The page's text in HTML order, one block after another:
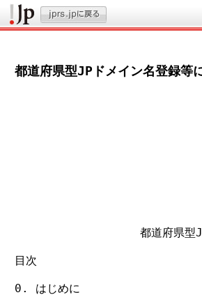
都道府県型JPドメイン名登録等
都道府県型JP
目次
0. はじめに